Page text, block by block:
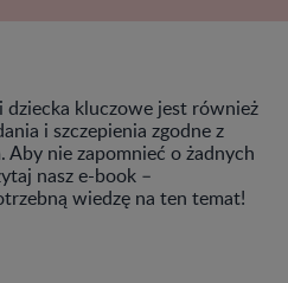
dziecka kluczowe jest również
i szczepienia zgodne z
Aby nie zapomnieć o żadnych
nasz e-book –
wiedzę na ten temat!